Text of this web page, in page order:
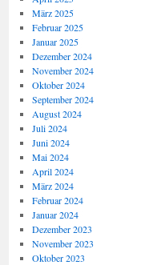
März 2025
Februar 2025
Januar 2025
Dezember 2024
November 2024
Oktober 2024
September 2024
August 2024
Juli 2024
Juni 2024
Mai 2024
April 2024
März 2024
Februar 2024
Januar 2024
Dezember 2023
November 2023
Oktober 2023